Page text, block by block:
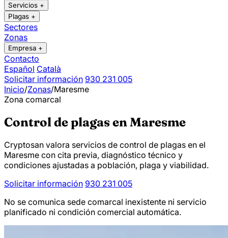
Servicios +
Plagas +
Sectores
Zonas
Empresa +
Contacto
Español Català
Solicitar información 930 231 005
Inicio/Zonas/Maresme
Zona comarcal
Control de plagas en Maresme
Cryptosan valora servicios de control de plagas en el
Maresme con cita previa, diagnóstico técnico y
condiciones ajustadas a población, plaga y viabilidad.
Solicitar información 930 231 005
No se comunica sede comarcal inexistente ni servicio
planificado ni condición comercial automática.